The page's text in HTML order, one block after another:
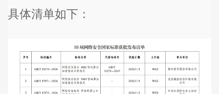
具体清单如下：